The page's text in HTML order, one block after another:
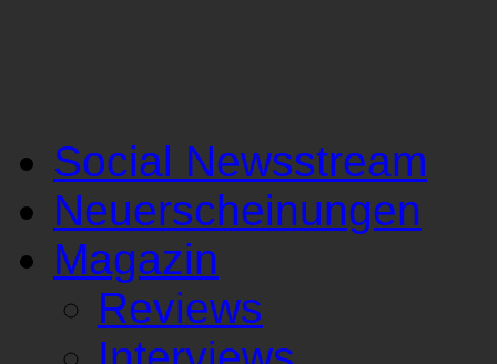
Social Newsstream
Neuerscheinungen
Magazin
Reviews